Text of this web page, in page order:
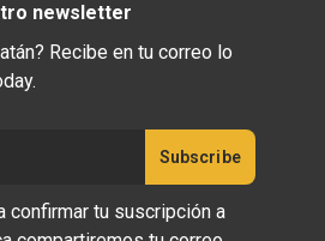
newsletter
Recibe en tu correo lo
confirmar tu suscripción a